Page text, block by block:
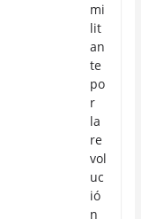
mi
lit
an
te
po
r
la
re
vol
uc
ió
n